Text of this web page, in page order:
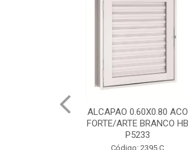
PORTA CANELADA 85X2.15
DIR HB ACO ARTE 1490
Código: 2314